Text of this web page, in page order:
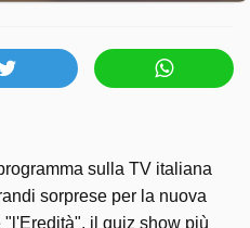
sulla TV italiana
sorprese per la nuova
"l'Eredità", il quiz show più